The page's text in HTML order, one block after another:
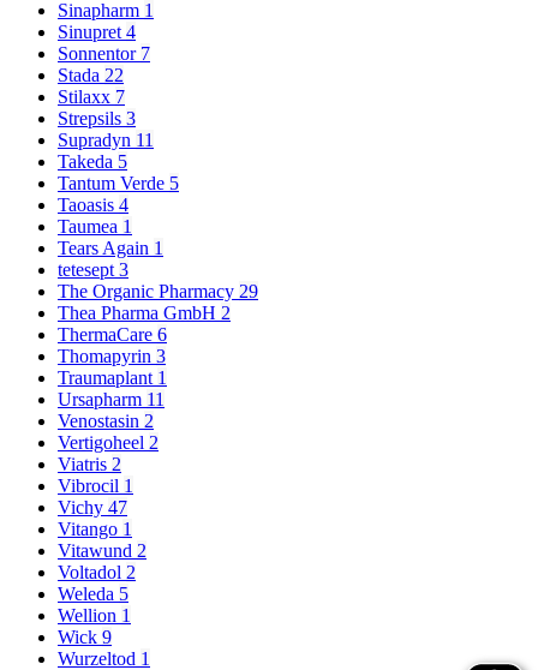
Sinapharm 1
Sinupret 4
Sonnentor 7
Stada 22
Stilaxx 7
Strepsils 3
Supradyn 11
Takeda 5
Tantum Verde 5
Taoasis 4
Taumea 1
Tears Again 1
tetesept 3
The Organic Pharmacy 29
Thea Pharma GmbH 2
ThermaCare 6
Thomapyrin 3
Traumaplant 1
Ursapharm 11
Venostasin 2
Vertigoheel 2
Viatris 2
Vibrocil 1
Vichy 47
Vitango 1
Vitawund 2
Voltadol 2
Weleda 5
Wellion 1
Wick 9
Wurzeltod 1